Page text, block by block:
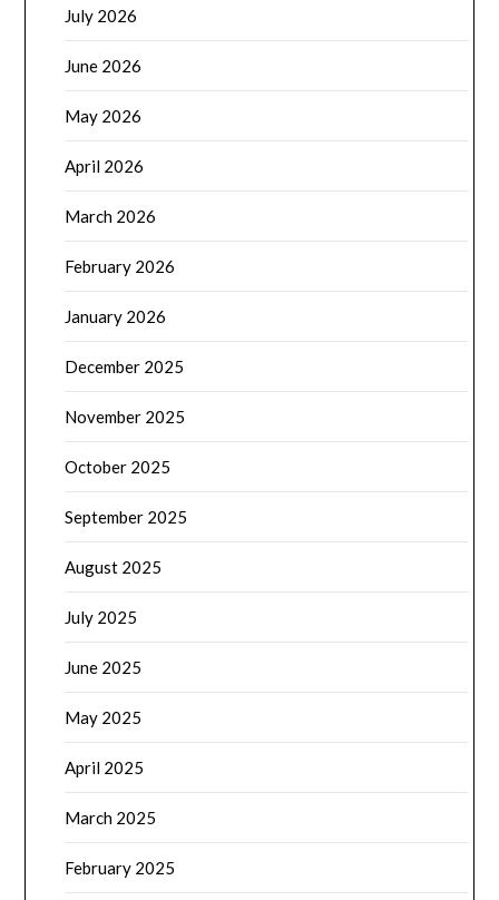
July 2026
June 2026
May 2026
April 2026
March 2026
February 2026
January 2026
December 2025
November 2025
October 2025
September 2025
August 2025
July 2025
June 2025
May 2025
April 2025
March 2025
February 2025